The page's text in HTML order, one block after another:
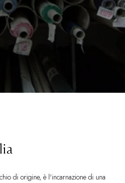
di origine, è l'incarnazione di una